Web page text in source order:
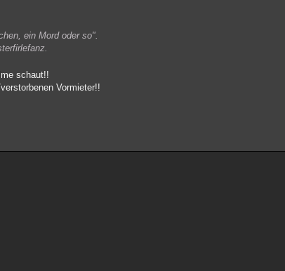
ein Mord oder so".
schaut!!
Vormieter!!